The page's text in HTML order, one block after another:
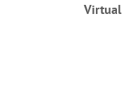
Virtual